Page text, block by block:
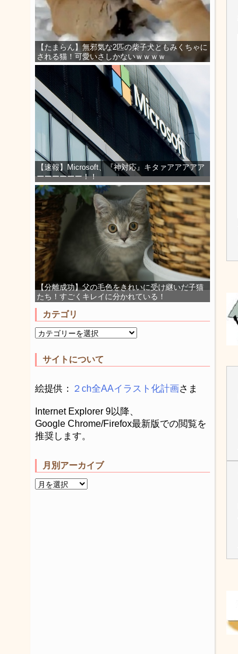
【たまらん】無邪気な2匹の柴子犬ともみくちゃに
される猫！可愛いさしかないｗｗｗｗ
【速報】Microsoft、『神対応』キタァアアアアア
ーーーーーー！！
【分離成功】父の毛色をきれいに受け継いだ子猫
たち！すごくキレイに分かれている！
カテゴリ
サイトについて
絵提供： ２ch全AAイラスト化計画さま
Internet Explorer 9以降、
Google Chrome/Firefox最新版での閲覧を
推奨します。
月別アーカイブ